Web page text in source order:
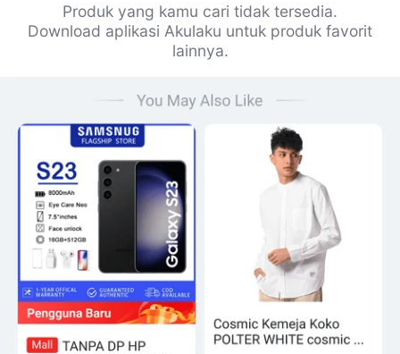
Produk yang kamu cari tidak tersedia.
Download aplikasi Akulaku untuk produk favorit
lainnya.